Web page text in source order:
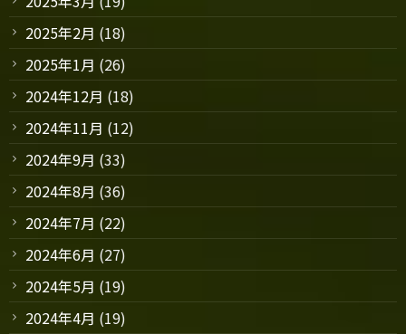
2025年2月 (18)
2025年1月 (26)
2024年12月 (18)
2024年11月 (12)
2024年9月 (33)
2024年8月 (36)
2024年7月 (22)
2024年6月 (27)
2024年5月 (19)
2024年4月 (19)